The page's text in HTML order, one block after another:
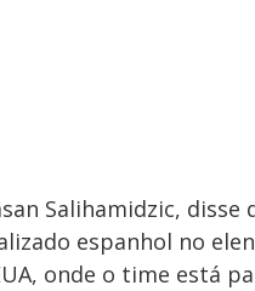
Salihamidzic,
espanhol no
onde o time está